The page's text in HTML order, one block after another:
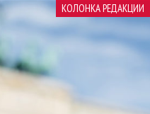
КОЛОНКА РЕДАКЦИИ